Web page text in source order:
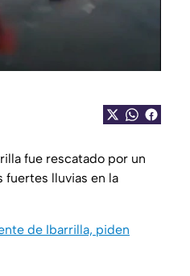
fue rescatado por un
fuertes lluvias en la
de Ibarrilla, piden